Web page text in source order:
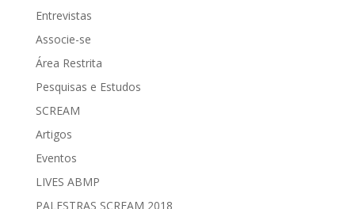
Entrevistas
Associe-se
Área Restrita
Pesquisas e Estudos
SCREAM
Artigos
Eventos
LIVES ABMP
PALESTRAS SCREAM 2018